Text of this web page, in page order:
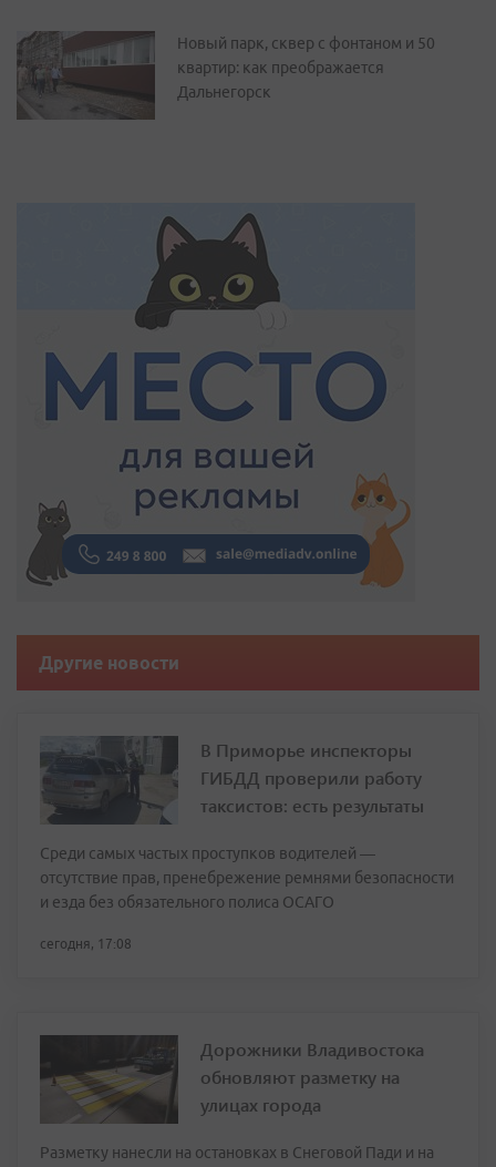
Новый парк, сквер с фонтаном и 50
квартир: как преображается
Дальнегорск
Другие новости
В Приморье инспекторы
ГИБДД проверили работу
таксистов: есть результаты
Среди самых частых проступков водителей —
отсутствие прав, пренебрежение ремнями безопасности
и езда без обязательного полиса ОСАГО
сегодня, 17:08
Дорожники Владивостока
обновляют разметку на
улицах города
Разметку нанесли на остановках в Снеговой Пади и на